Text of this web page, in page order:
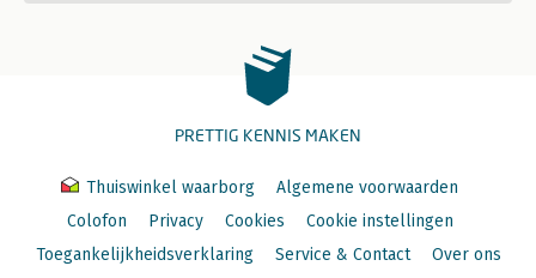
PRETTIG KENNIS MAKEN
Thuiswinkel waarborg
Algemene voorwaarden
Colofon
Privacy Cookies
Cookie instellingen
Toegankelijkheidsverklaring
Service & Contact Over ons